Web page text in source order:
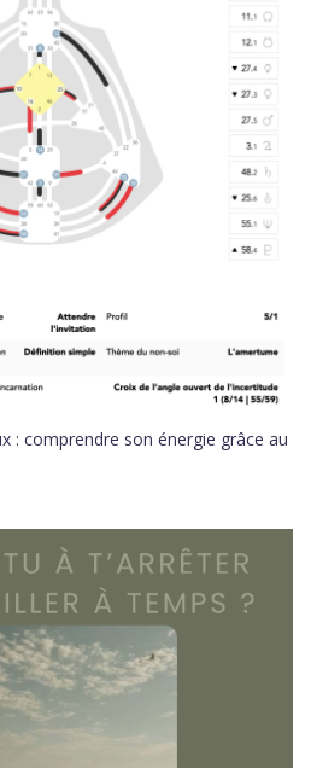
: comprendre son énergie grâce au